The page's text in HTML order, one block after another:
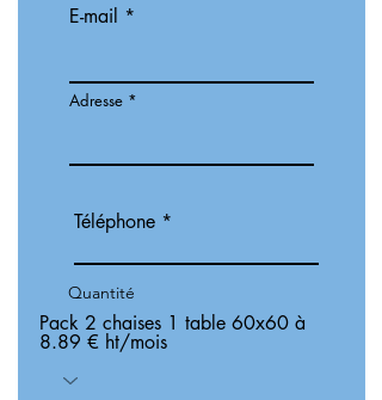
E-mail
Adresse
Téléphone
Quantité
Pack 2 chaises 1 table 60x60 à
8.89 € ht/mois